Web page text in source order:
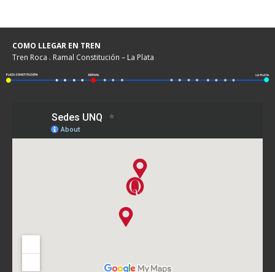
COMO LLEGAR EN TREN
Tren Roca . Ramal Constitución – La Plata